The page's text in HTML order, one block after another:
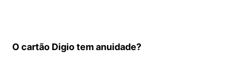
O cartão Digio tem anuidade?